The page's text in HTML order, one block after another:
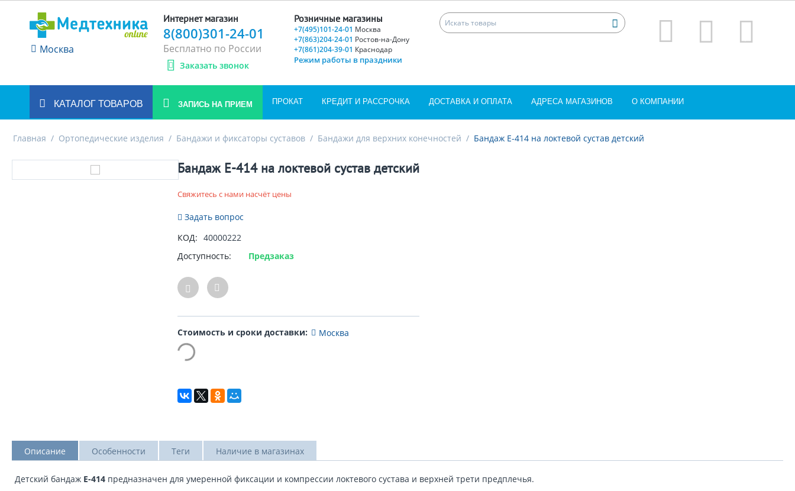
Москва
Интернет магазин
8(800)301-24-01
Бесплатно по России
Заказать звонок
Розничные магазины
+7(495)101-24-01 Москва
+7(863)204-24-01 Ростов-на-Дону
+7(861)204-39-01 Краснодар
Режим работы в праздники
КАТАЛОГ ТОВАРОВ ЗАПИСЬ НА ПРИЕМ ПРОКАТ КРЕДИТ И РАССРОЧКА ДОСТАВКА И ОПЛАТА АДРЕСА МАГАЗИНОВ О КОМПАНИИ
Главная / Ортопедические изделия / Бандажи и фиксаторы суставов / Бандажи для верхних конечностей / Бандаж Е-414 на локтевой сустав детский
Бандаж Е-414 на локтевой сустав детский
Свяжитесь с нами насчёт цены
Задать вопрос
КОД: 40000222
Доступность:
Предзаказ
Стоимость и сроки доставки: Москва
Описание Особенности Теги Наличие в магазинах
Детский бандаж Е-414 предназначен для умеренной фиксации и компрессии локтевого сустава и верхней трети предплечья.